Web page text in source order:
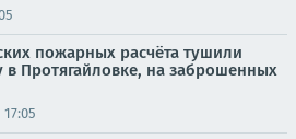
пожарных расчёта тушили
в Протягайловке, на заброшенных
17:05